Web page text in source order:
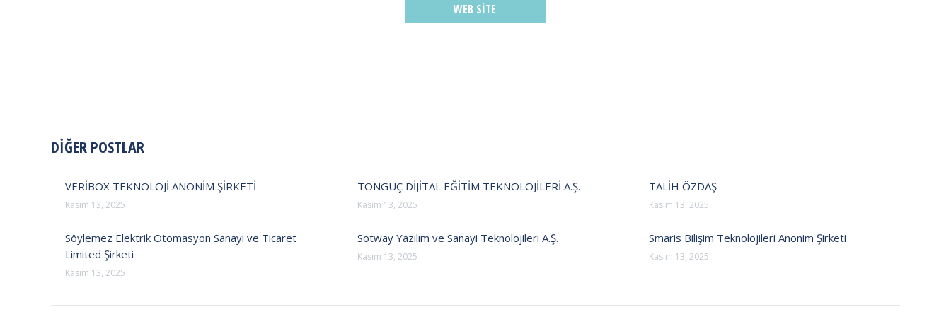
WEB SITE
POST
DİĞER POSTLAR
VERİBOX TEKNOLOJİ ANONİM ŞİRKETİ
Kasım 13, 2025
TONGUÇ DİJİTAL EĞİTİM TEKNOLOJİLERİ A.Ş.
Kasım 13, 2025
TALİH ÖZDAŞ
Kasım 13, 2025
Söylemez Elektrik Otomasyon Sanayi ve Ticaret
Limited Şirketi
Kasım 13, 2025
Sotway Yazılım ve Sanayi Teknolojileri A.Ş.
Kasım 13, 2025
Smaris Bilişim Teknolojileri Anonim Şirketi
Kasım 13, 2025